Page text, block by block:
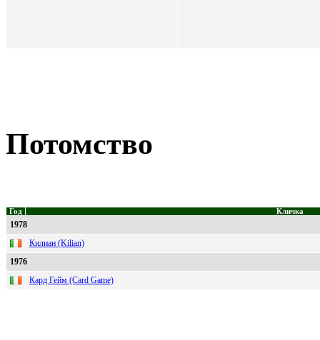
Потомство
Год Кличка
1978
Килиан (Kilian)
1976
Кард Гейм (Card Game)